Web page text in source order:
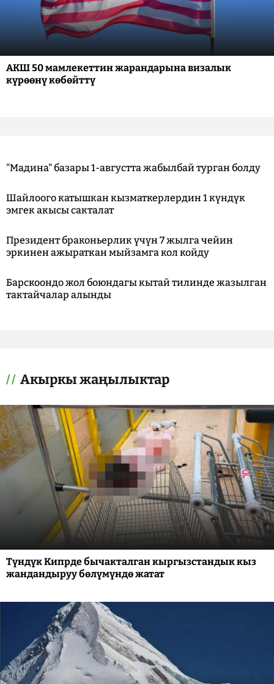
АКШ 50 мамлекеттин жарандарына визалык
күрөөнү көбөйттү
"Мадина" базары 1-августта жабылбай турган болду
Шайлоого катышкан кызматкерлердин 1 күндүк
эмгек акысы сакталат
Президент браконьерлик үчүн 7 жылга чейин
эркинен ажыраткан мыйзамга кол койду
Барскоондо жол боюндагы кытай тилинде жазылган
тактайчалар алынды
Акыркы жаңылыктар
Түндүк Кипрде бычакталган кыргызстандык кыз
жандандыруу бөлүмүндө жатат